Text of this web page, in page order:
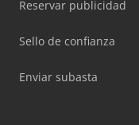
Reservar publicidad
Sello de confianza
Enviar subasta